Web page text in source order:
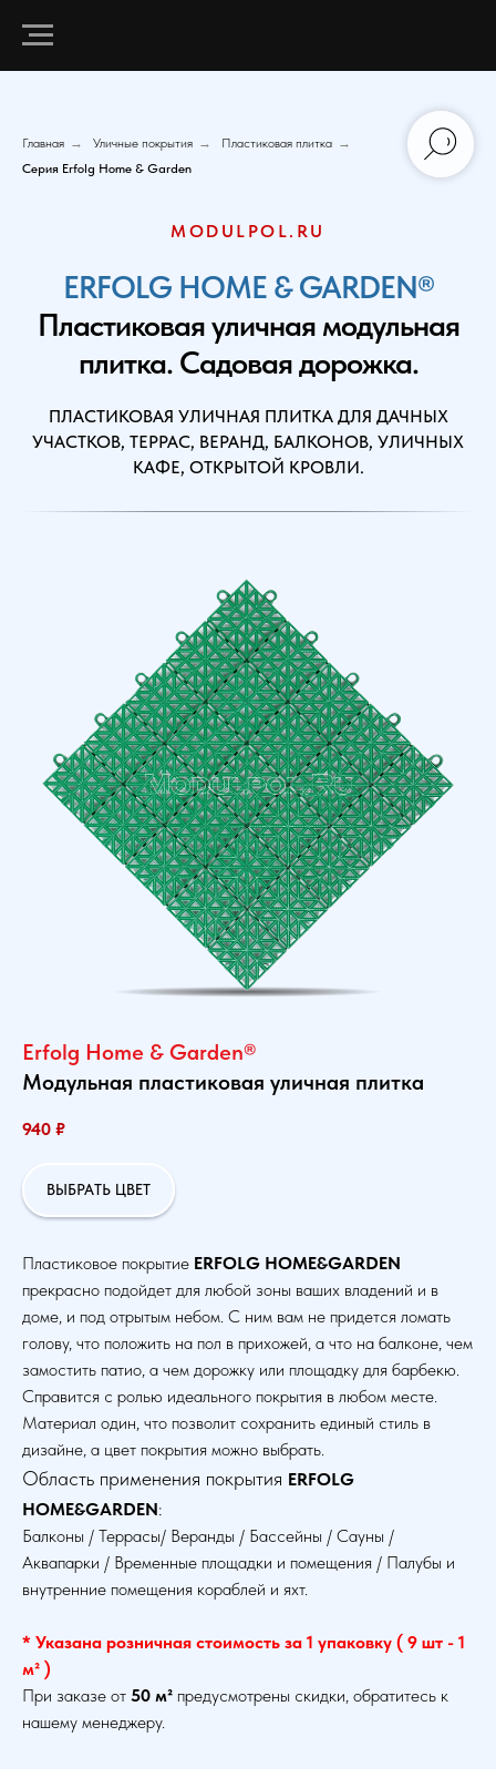
Главная → Уличные покрытия → Пластиковая плитка →
Серия Erfolg Home & Garden
MODULPOL.RU
ERFOLG HOME & GARDEN®
Пластиковая уличная модульная
плитка. Cадовая дорожка.
ПЛАСТИКОВАЯ УЛИЧНАЯ ПЛИТКА ДЛЯ ДАЧНЫХ
УЧАСТКОВ, ТЕРРАС, ВЕРАНД, БАЛКОНОВ, УЛИЧНЫХ
КАФЕ, ОТКРЫТОЙ КРОВЛИ.
Erfolg Home & Garden®
Модульная пластиковая уличная плитка
940 ₽
ВЫБРАТЬ ЦВЕТ
Пластиковое покрытие ERFOLG HOME&GARDEN
прекрасно подойдет для любой зоны ваших владений и в
доме, и под отрытым небом. С ним вам не придется ломать
голову, что положить на пол в прихожей, а что на балконе, чем
замостить патио, а чем дорожку или площадку для барбекю.
Справится с ролью идеального покрытия в любом месте.
Материал один, что позволит сохранить единый стиль в
дизайне, а цвет покрытия можно выбрать.
Область применения покрытия ERFOLG
HOME&GARDEN:
Балконы / Террасы/ Веранды / Бассейны / Сауны /
Аквапарки / Временные площадки и помещения / Палубы и
внутренние помещения кораблей и яхт.
* Указана розничная стоимость за 1 упаковку ( 9 шт - 1
м² )
При заказе от 50 м² предусмотрены скидки, обратитесь к
нашему менеджеру.